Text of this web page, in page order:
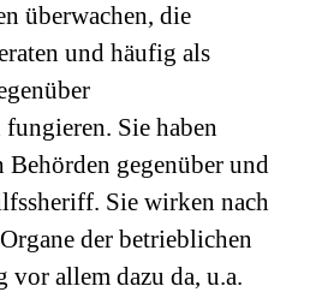
überwachen, die
und häufig als
Sie haben
gegenüber und
Sie wirken nach
der betrieblichen
vor allem dazu da, u.a.